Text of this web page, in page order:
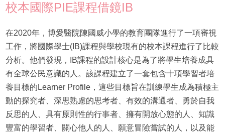
校本國際PIE課程借鏡IB
在2020年，博愛醫院陳國威小學的教育團隊進行了一項審視
工作，將國際學士(IB)課程與學校現有的校本課程進行了比較
分析。他們發現，IB課程的設計核心是為了將學生培養成具
有全球公民意識的人。該課程建立了一套包含十項學習者培
養目標的Learner Profile，這些目標旨在訓練學生成為積極主
動的探究者、深思熟慮的思考者、有效的溝通者、勇於自我
反思的人、具有原則性的行事者、擁有開放心態的人、知識
豐富的學習者、關心他人的人、願意冒險嘗試的人，以及能